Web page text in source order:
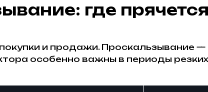
где
и продажи. Проскальзывание —
особенно важны в периоды